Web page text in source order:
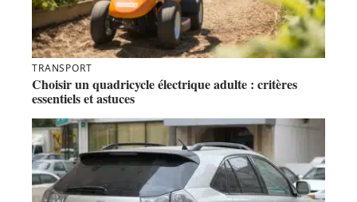
TRANSPORT
Choisir un quadricycle électrique adulte : critères
essentiels et astuces